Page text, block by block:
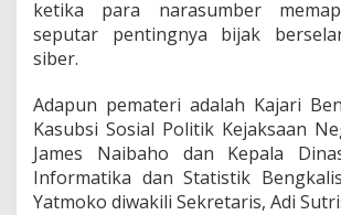
ketika para narasumber
seputar pentingnya bijak
siber.
Adapun pemateri adalah Kajari
Kasubsi Sosial Politik Kejaksaan
James Naibaho dan Kepala
Informatika dan Statistik
Yatmoko diwakili Sekretaris, Adi